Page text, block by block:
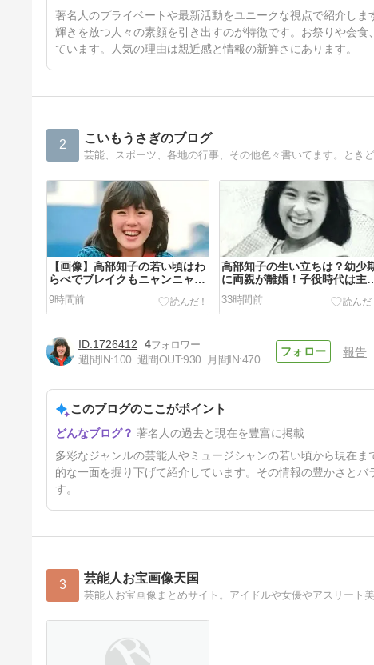
著名人のプライベートや最新活動をユニークな視点で紹介し
輝きを放つ人々の素顔を引き出すのが特徴です。お祭りや会
ています。人気の理由は親近感と情報の新鮮さにあります。
2 こいもうさぎのブログ
芸能、スポーツ、各地の行事、その他色々書いてます。とき
【画像】高部知子の若い頃はわ
らべでブレイクもニャンニャン
事件！現在は？
9時間前
高部知子の生い立ちは？幼少
に両親が離婚！子役時代は主
も！
33時間前
【画像】東野圭吾の作品一覧
(書籍*Amazonリンク付)と受
4日前
1726412
4
週間IN:100 週間OUT:930 月間IN:470
報告
このブログのここがポイント
著名人の過去と現在を豊富に掲載
多彩なジャンルの芸能人やミュージシャンの若い頃から現在
的な一面を掘り下げて紹介しています。その情報の豊かさと
す。
3 芸能人お宝画像天国
芸能人お宝画像まとめサイト。アイドルや女優やアスリート